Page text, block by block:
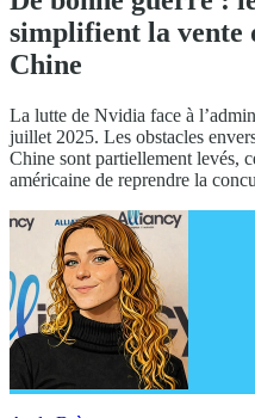
simplifient la vente
Chine
La lutte de Nvidia face à
juillet 2025. Les obstacles
Chine sont partiellement levés,
américaine de reprendre la